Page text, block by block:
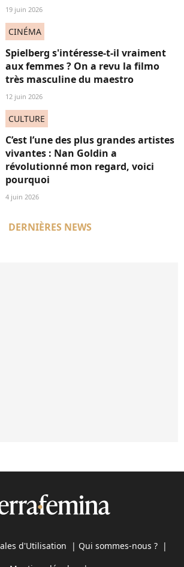
19 juin 2026
CINÉMA
Spielberg s'intéresse-t-il vraiment
aux femmes ? On a revu la filmo
très masculine du maestro
12 juin 2026
CULTURE
C’est l’une des plus grandes artistes
vivantes : Nan Goldin a
révolutionné mon regard, voici
pourquoi
4 juin 2026
DERNIÈRES NEWS
d'Utilisation | Qui sommes-nous ? |